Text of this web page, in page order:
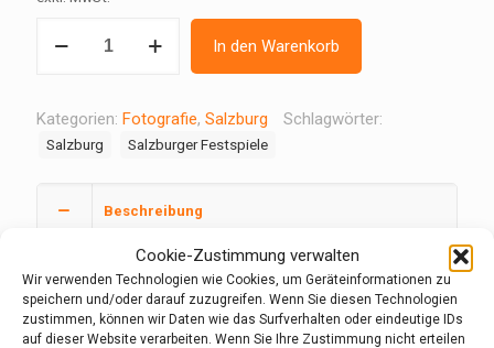
Cookie-Zustimmung verwalten
Wir verwenden Technologien wie Cookies, um Geräteinformationen zu
speichern und/oder darauf zuzugreifen. Wenn Sie diesen Technologien
zustimmen, können wir Daten wie das Surfverhalten oder eindeutige IDs
auf dieser Website verarbeiten. Wenn Sie Ihre Zustimmung nicht erteilen
Menge
In den Warenkorb
Kategorien: Fotografie, Salzburg Schlagwörter:
Salzburg Salzburger Festspiele
Beschreibung
Salzburg und die Salzach
3,35 MB, Format JPG, Abmessungen: 4000 x 2672
Pixel